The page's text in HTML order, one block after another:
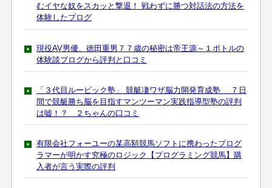
むイヤな奴をスカッと撃退！ 戦わずに勝つ対話法の方法を
体験したブログ
現役AV男優、徳田重男７７歳の秘密は帝王源～１ボトルの
体験談ブログから評判と口コミ
「３代目ルービック塾」 競艇凄ワザ脳力開発育成塾 ７日
間で競艇勝ち脳を目指すマンツーマン実践指導型塾の評判
は嘘！？ ２ちゃんの口コミ
有限会社フォーユーの某高額競馬ソフトに携わったプログ
ラマーが明かす究極のロジック【プログラミング競馬】購
入者が言う実際の評判